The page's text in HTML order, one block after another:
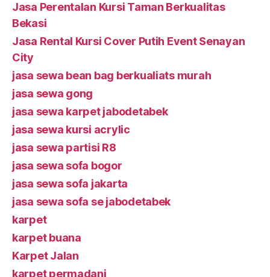
Jasa Perentalan Kursi Taman Berkualitas
Bekasi
Jasa Rental Kursi Cover Putih Event Senayan
City
jasa sewa bean bag berkualiats murah
jasa sewa gong
jasa sewa karpet jabodetabek
jasa sewa kursi acrylic
jasa sewa partisi R8
jasa sewa sofa bogor
jasa sewa sofa jakarta
jasa sewa sofa se jabodetabek
karpet
karpet buana
Karpet Jalan
karpet permadani